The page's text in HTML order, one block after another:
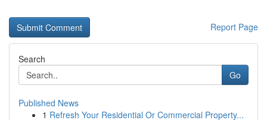
Report Page
Search
Go
Published News
1 Refresh Your Residential Or Commercial Property...